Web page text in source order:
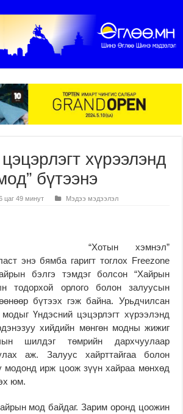
хүрээлэнд
бүтээнэ
цаг 49 минут Мэдээ мэдээлэл
“Хотын хэмнэл”
энэ бямба гаригт тоглох Freezone
бэлгэ тэмдэг болсон “Хайрын
тодорхой орлого болон залуусын
бүтээх гэж байна. Урьдчилсан
Үндэсний цэцэрлэгт хүрээлэнд
хийдийн мөнгөн модны жижиг
шилдэг төмрийн дархчуулаар
аж. Залуус хайрттайгаа болон
модонд ирж цоож зүүн хайраа мөнхөд
юм.
мод байдаг. Зарим оронд цоожин